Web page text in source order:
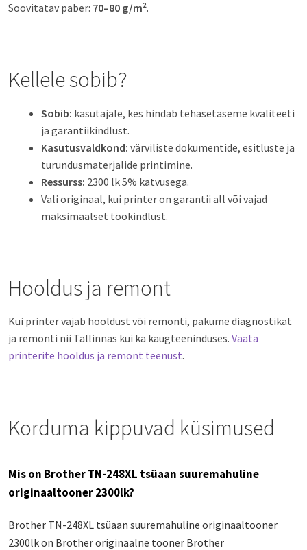
Soovitatav paber: 70–80 g/m².
Kellele sobib?
Sobib: kasutajale, kes hindab tehasetaseme kvaliteeti
ja garantiikindlust.
Kasutusvaldkond: värviliste dokumentide, esitluste ja
turundusmaterjalide printimine.
Ressurss: 2300 lk 5% katvusega.
Vali originaal, kui printer on garantii all või vajad
maksimaalset töökindlust.
Hooldus ja remont
Kui printer vajab hooldust või remonti, pakume diagnostikat
ja remonti nii Tallinnas kui ka kaugteeninduses. Vaata
printerite hooldus ja remont teenust.
Korduma kippuvad küsimused
Mis on Brother TN-248XL tsüaan suuremahuline
originaaltooner 2300lk?
Brother TN-248XL tsüaan suuremahuline originaaltooner
2300lk on Brother originaalne tooner Brother